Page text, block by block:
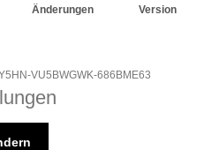
Änderungen Version
VU5BWGWK-686BME63